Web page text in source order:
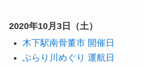
2020年10月3日（土）
木下駅南骨董市 開催日
ぶらり川めぐり 運航日